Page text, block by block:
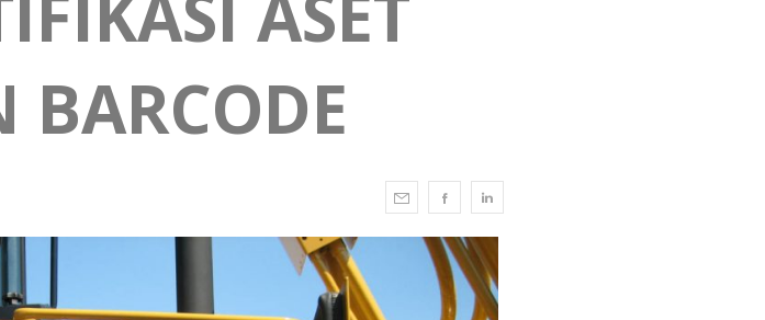
BARCODE